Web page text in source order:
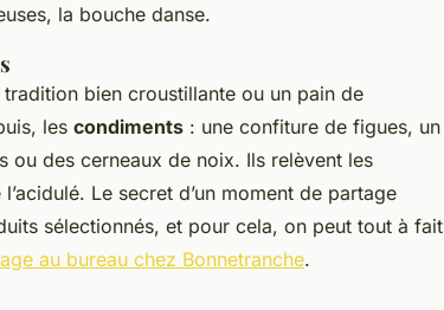
la bouche danse.
bien croustillante ou un pain de
les condiments : une confiture de figues, un
ou des cerneaux de noix. Ils relèvent les
Le secret d’un moment de partage
sélectionnés, et pour cela, on peut tout à fait
au bureau chez Bonnetranche.